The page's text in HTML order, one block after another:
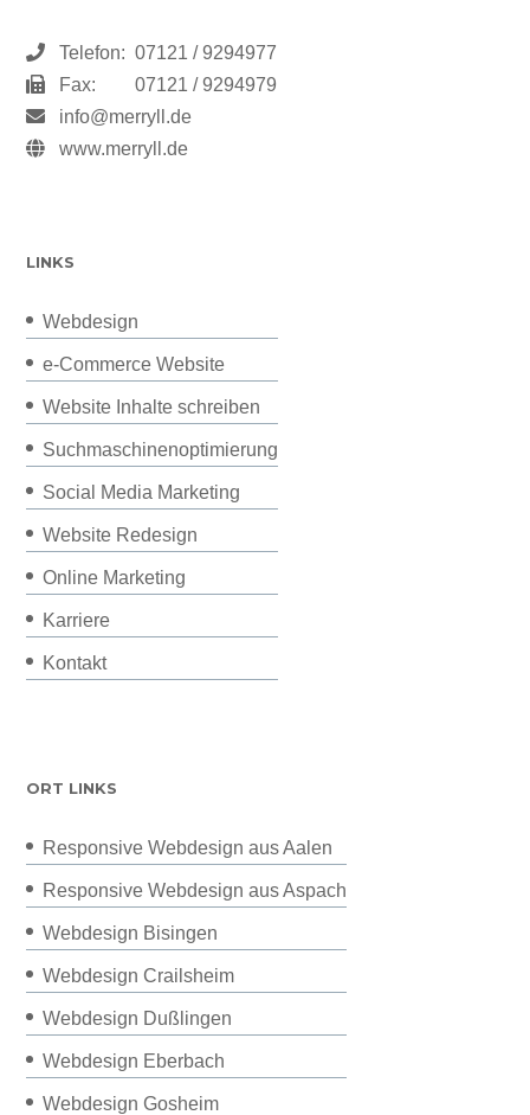
Telefon: 07121 / 9294977
Fax:
07121 / 9294979
info@merryll.de
www.merryll.de
LINKS
Webdesign
e-Commerce Website
Website Inhalte schreiben
Suchmaschinenoptimierung
Social Media Marketing
Website Redesign
Online Marketing
Karriere
Kontakt
ORT LINKS
Responsive Webdesign aus Aalen
Responsive Webdesign aus Aspach
Webdesign Bisingen
Webdesign Crailsheim
Webdesign Dußlingen
Webdesign Eberbach
Webdesign Gosheim